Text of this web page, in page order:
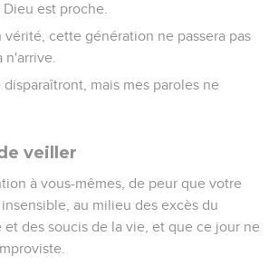
est proche.
vérité, cette génération ne passera pas
n'arrive.
mais mes paroles ne
veiller
à vous-mêmes, de peur que votre
au milieu des excès du
et des soucis de la vie, et que ce jour ne